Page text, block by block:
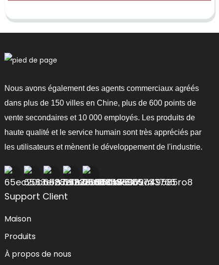
Nous avons également des agents commerciaux agréés
dans plus de 150 villes en Chine, plus de 600 points de
vente secondaires et 10 000 employés. Les produits de
haute qualité et le service humain sont très appréciés par
les utilisateurs et mènent le développement de l'industrie.
Support Client
Maison
Produits
À propos de nous